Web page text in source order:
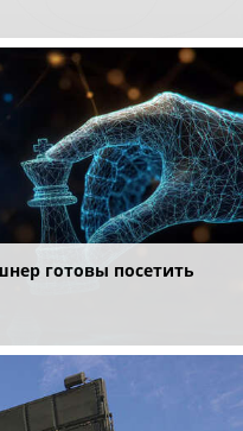
готовы посетить